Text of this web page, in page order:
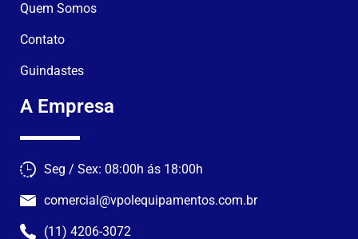
Quem Somos
Contato
Guindastes
A Empresa
Seg / Sex: 08:00h ás 18:00h
comercial@vpolequipamentos.com.br
(11) 4206-3072